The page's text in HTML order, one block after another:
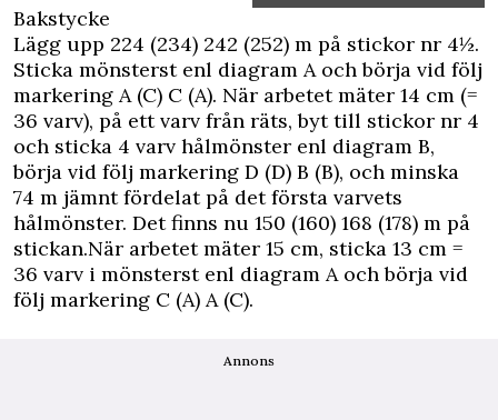
Bakstycke
Lägg upp 224 (234) 242 (252) m på stickor nr 4½.
Sticka mönsterst enl diagram A och börja vid följ
markering A (C) C (A). När arbetet mäter 14 cm (=
36 varv), på ett varv från räts, byt till stickor nr 4
och sticka 4 varv hålmönster enl diagram B,
börja vid följ markering D (D) B (B), och minska
74 m jämnt fördelat på det första varvets
hålmönster. Det finns nu 150 (160) 168 (178) m på
stickan.När arbetet mäter 15 cm, sticka 13 cm =
36 varv i mönsterst enl diagram A och börja vid
följ markering C (A) A (C).
Annons